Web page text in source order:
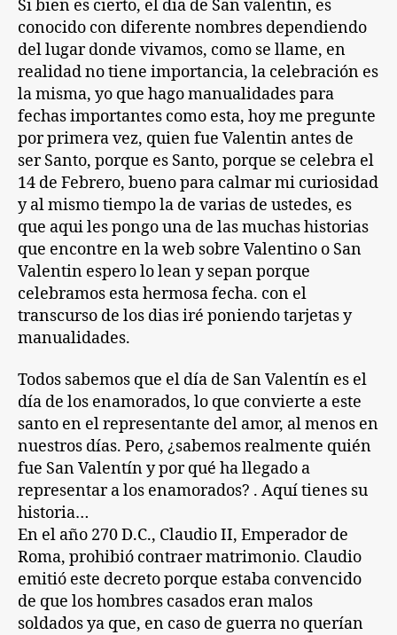
Si bien es cierto, el dia de San valentin, es
conocido con diferente nombres dependiendo
del lugar donde vivamos, como se llame, en
realidad no tiene importancia, la celebración es
la misma, yo que hago manualidades para
fechas importantes como esta, hoy me pregunte
por primera vez, quien fue Valentin antes de
ser Santo, porque es Santo, porque se celebra el
14 de Febrero, bueno para calmar mi curiosidad
y al mismo tiempo la de varias de ustedes, es
que aqui les pongo una de las muchas historias
que encontre en la web sobre Valentino o San
Valentin espero lo lean y sepan porque
celebramos esta hermosa fecha. con el
transcurso de los dias iré poniendo tarjetas y
manualidades.
Todos sabemos que el día de San Valentín es el
día de los enamorados, lo que convierte a este
santo en el representante del amor, al menos en
nuestros días. Pero, ¿sabemos realmente quién
fue San Valentín y por qué ha llegado a
representar a los enamorados? . Aquí tienes su
historia…
En el año 270 D.C., Claudio II, Emperador de
Roma, prohibió contraer matrimonio. Claudio
emitió este decreto porque estaba convencido
de que los hombres casados eran malos
soldados ya que, en caso de guerra no querían